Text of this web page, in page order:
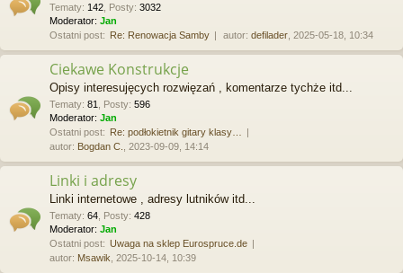
Tematy: 142 Posty: 3032
Moderator: Jan
Ostatni post: Re: Renowacja Samby autor: defilader , 2025-05-18, 10:34
Ciekawe Konstrukcje
Opisy interesujęcych rozwięzań , komentarze tychże itd...
Tematy: 81 Posty: 596
Moderator: Jan
Ostatni post: Re: podłokietnik gitary klasy…
autor: Bogdan C. , 2023-09-09, 14:14
Linki i adresy
Linki internetowe , adresy lutników itd...
Tematy: 64 Posty: 428
Moderator: Jan
Ostatni post: Uwaga na sklep Eurospruce.de
autor: Msawik , 2025-10-14, 10:39